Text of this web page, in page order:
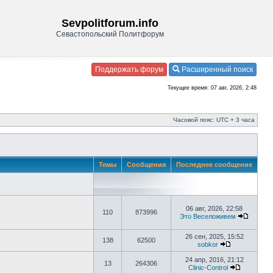
Sevpolitforum.info
Севастопольский Политфорум
Поддержать форум Расширенный поиск
Текущее время: 07 авг, 2026, 2:48
Часовой пояс: UTC + 3 часа
Темы Сообщения Последнее сообщение
110 873996
06 авг, 2026, 22:58
Это Веселоживем
138 62500
26 сен, 2025, 15:52
sobkor
13 264306
24 апр, 2016, 21:12
Clinic-Control